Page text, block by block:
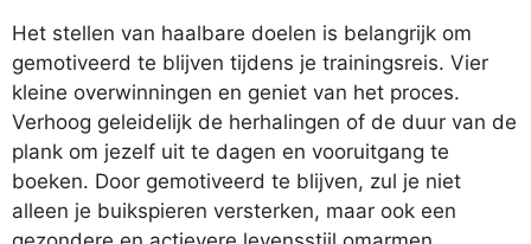
Het stellen van haalbare doelen is belangrijk om
gemotiveerd te blijven tijdens je trainingsreis. Vier
kleine overwinningen en geniet van het proces.
Verhoog geleidelijk de herhalingen of de duur van de
plank om jezelf uit te dagen en vooruitgang te
boeken. Door gemotiveerd te blijven, zul je niet
alleen je buikspieren versterken, maar ook een